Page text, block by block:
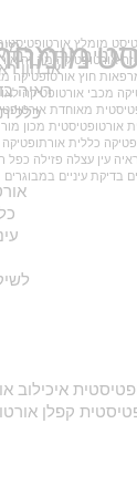
מומלץ
אורטופטיקה מה זה
מרפאות חוץ אורטופטיקה
מכבי אורטופטיקה
מאוחדת
אורטופטיסטית מכון מור
כללית
עין עצלה פזילה כפל
בדיקת עיניים במבוגרים
אבחון
ראיה
ורדה
קפלן